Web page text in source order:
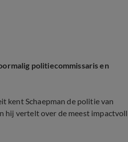
politiecommissaris en
kent Schaepman de politie van
hij vertelt over de meest